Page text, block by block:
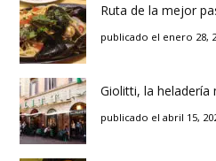
Ruta de la mejor
publicado el enero 28,
Giolitti, la heladería
publicado el abril 15,